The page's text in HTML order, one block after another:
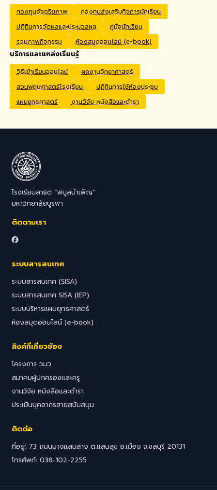
Speakers or Non-Native
English Speakers with a
verified TOEIC score of at
least 785. Prior teaching
experience is preferred.
Interested candidates
should submit their CV,
passport copy, degree
certificates, relevant
transcripts/documents,
introduction via email to
กองทุนอัจฉริยภาพ
กองทุนส่งเสริมกิจการนักเรียน
ปฏิทินการวัดผลและประมวลผล
คู่มือนักเรียน
รวมภาพกิจกรรม
ห้องสมุดออนไลน์ (e-book)
บริการและแหล่งเรียนรู้
วิธีเข้าเรียนออนไลน์
ผลงานวิทยาศาสตร์
สวนพฤษศาสตร์โรงเรียน
ปฏิทินการใช้ห้องประชุม
แผนยุทธศาสตร์
งานวิจัย หนังสือและตำรา
โรงเรียนสาธิต “พิบูลบำเพ็ญ”
มหาวิทยาลัยบูรพา
ติดตามเรา
ระบบสารสนเทศ
ระบบสารสนเทศ (SISA)
ระบบสารสนเทศ SISA (IEP)
ระบบบริหารแผนยุทธศาสตร์
ห้องสมุดออนไลน์ (e-book)
ลิงค์ที่เกี่ยวข้อง
โครงการ วมว.
สมาคมผู้ปกครองและครู
งานวิจัย หนังสือและตำรา
ประเมินบุคลากรสายสนับสนุน
ติดต่อ
ที่อยู่: 73 ถนนบางแสนล่าง ต.แสนสุข อ.เมือง จ.ชลบุรี 20131
โทรศัพท์: 038-102-2255